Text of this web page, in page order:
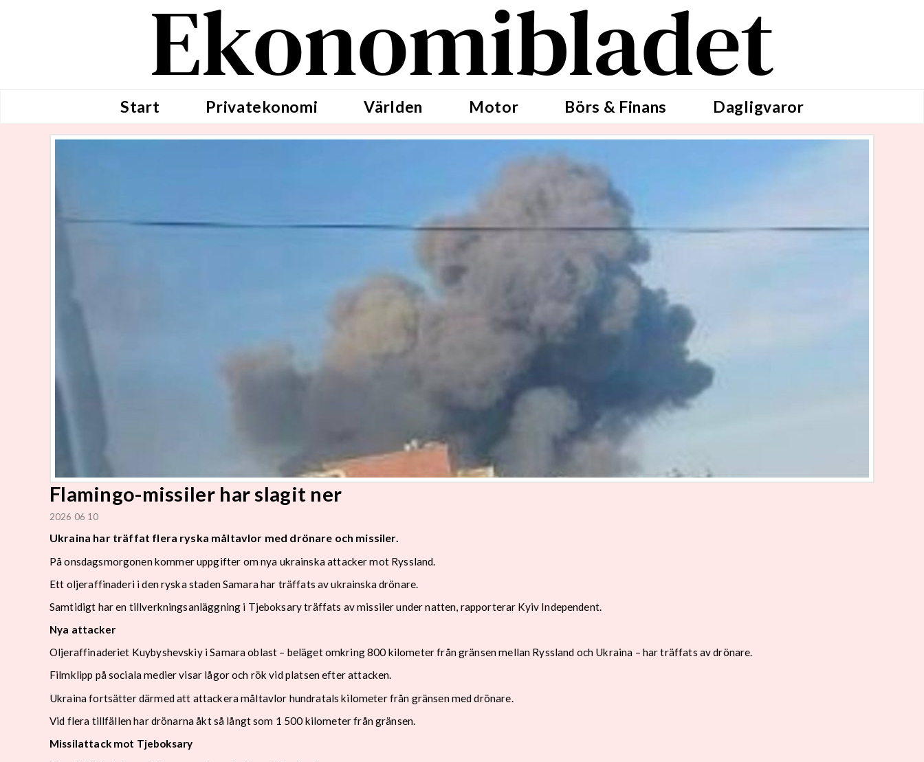
Ekonomibladet
Start Privatekonomi Världen Motor Börs & Finans Dagligvaror
Flamingo-missiler har slagit ner
2026 06 10
Ukraina har träffat flera ryska måltavlor med drönare och missiler.
På onsdagsmorgonen kommer uppgifter om nya ukrainska attacker mot Ryssland.
Ett oljeraffinaderi i den ryska staden Samara har träffats av ukrainska drönare.
Samtidigt har en tillverkningsanläggning i Tjeboksary träffats av missiler under natten, rapporterar Kyiv Independent.
Nya attacker
Oljeraffinaderiet Kuybyshevskiy i Samara oblast – beläget omkring 800 kilometer från gränsen mellan Ryssland och Ukraina – har träffats av drönare.
Filmklipp på sociala medier visar lågor och rök vid platsen efter attacken.
Ukraina fortsätter därmed att attackera måltavlor hundratals kilometer från gränsen med drönare.
Vid flera tillfällen har drönarna åkt så långt som 1 500 kilometer från gränsen.
Missilattack mot Tjeboksary